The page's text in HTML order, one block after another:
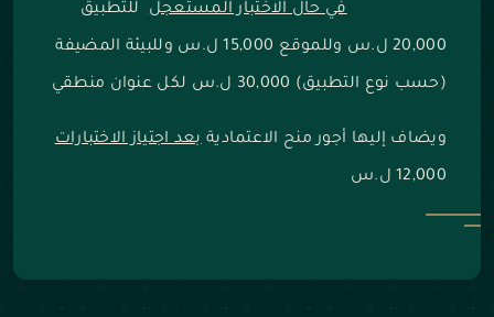
في حال الاختبار المستعجلللتطبيق
20,000 ل.س وللموقع 15,000 ل.س وللبيئة المضيفة
(حسب نوع التطبيق) 30,000 ل.س لكل عنوان منطقي
ويضاف إليها أجور منح الاعتماديةبعد اجتياز الاختبارات
12,000 ل.س